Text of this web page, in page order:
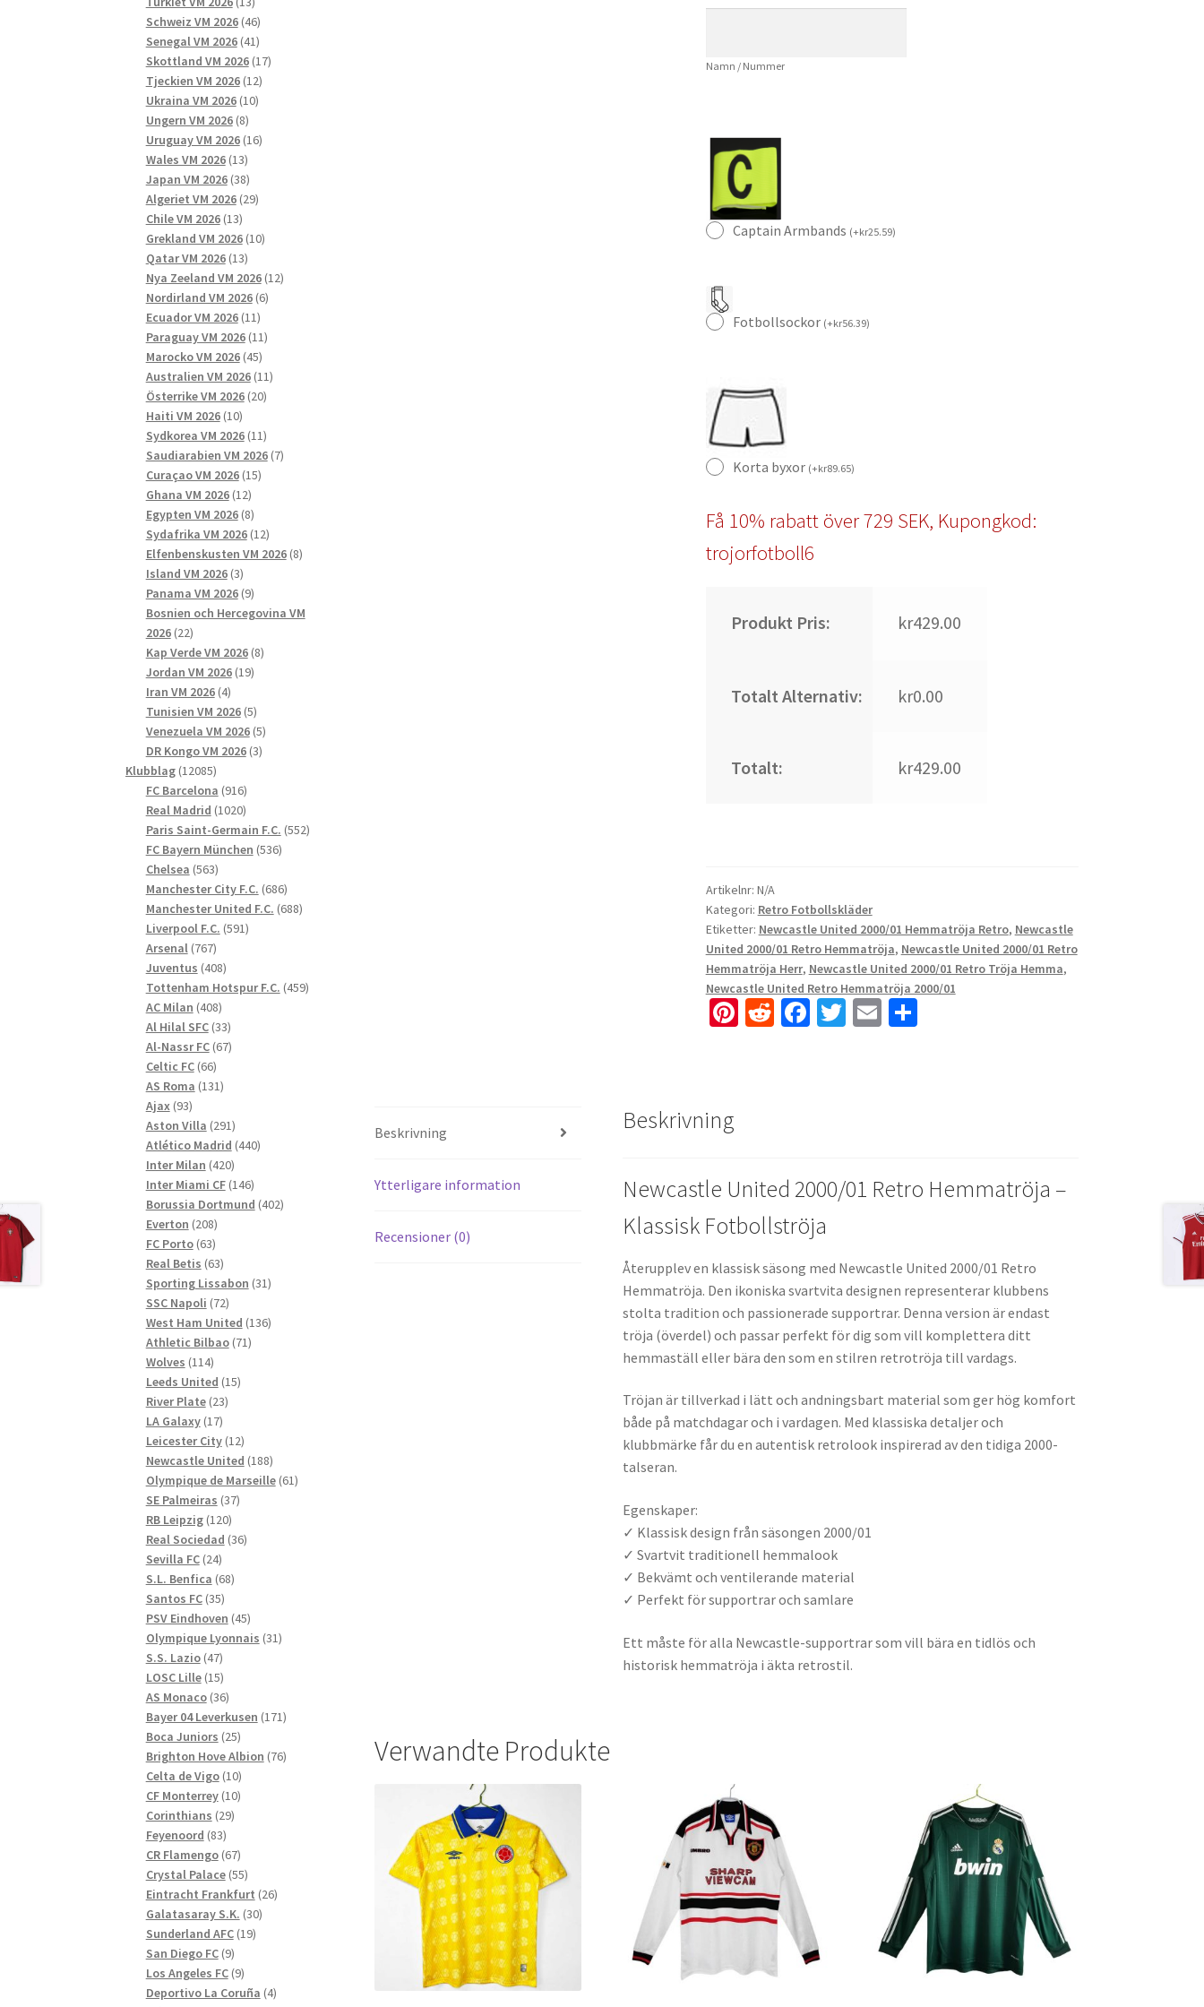
–
mängd
Namn / Nummer
Captain Armbands (+kr25.59)
Fotbollsockor (+kr56.39)
Korta byxor (+kr89.65)
Få 10% rabatt över 729 SEK, Kupongkod:
trojorfotboll6
Produkt Pris: kr429.00
Totalt Alternativ: kr0.00
Totalt: kr429.00
Artikelnr: N/A
Kategori: Retro Fotbollskläder
Etiketter: Newcastle United 2000/01 Hemmatröja Retro, Newcastle
United 2000/01 Retro Hemmatröja, Newcastle United 2000/01 Retro
Hemmatröja Herr, Newcastle United 2000/01 Retro Tröja Hemma,
Newcastle United Retro Hemmatröja 2000/01
Pi R Fa T E D
Beskrivning
Ytterligare information
Recensioner (0)
Beskrivning
Newcastle United 2000/01 Retro Hemmatröja –
Klassisk Fotbollströja
Återupplev en klassisk säsong med Newcastle United 2000/01 Retro
Hemmatröja. Den ikoniska svartvita designen representerar klubbens
stolta tradition och passionerade supportrar. Denna version är endast
tröja (överdel) och passar perfekt för dig som vill komplettera ditt
hemmaställ eller bära den som en stilren retrotröja till vardags.
Tröjan är tillverkad i lätt och andningsbart material som ger hög komfort
både på matchdagar och i vardagen. Med klassiska detaljer och
klubbmärke får du en autentisk retrolook inspirerad av den tidiga 2000-
talseran.
Egenskaper:
✓ Klassisk design från säsongen 2000/01
✓ Svartvit traditionell hemmalook
✓ Bekvämt och ventilerande material
✓ Perfekt för supportrar och samlare
Ett måste för alla Newcastle-supportrar som vill bära en tidlös och
historisk hemmatröja i äkta retrostil.
Verwandte Produkte
produkter
Schweiz VM 2026 4646
produkter
Senegal VM 2026 4141
produkter
Skottland VM 2026 1717
Tjeckien VM 2026 1212
produkter
Ukraina VM 2026 1010
Ungern VM 2026 88
produkter
Uruguay VM 2026 1616
Wales VM 2026 1313
produkter
Japan VM 2026 3838
produkter
Algeriet VM 2026 2929
Chile VM 2026 1313
produkter
Grekland VM 2026 1010
Qatar VM 2026 1313
produkter
Nya Zeeland VM 2026 1212
Nordirland VM 2026 66
Ecuador VM 2026 1111
produkter
Paraguay VM 2026 1111
Marocko VM 2026 4545
produkter
Australien VM 2026 1111
Österrike VM 2026 2020
Haiti VM 2026 1010
produkter
Sydkorea VM 2026 1111
produkter
Saudiarabien VM 2026 77
Curaçao VM 2026 1515
Ghana VM 2026 1212
produkter
Egypten VM 2026 88
produkter
Sydafrika VM 2026 1212
produkter
Elfenbenskusten VM 2026 88
Island VM 2026 33
produkter
Panama VM 2026 99
produkter
Bosnien och Hercegovina VM
2026 2222
produkter
Kap Verde VM 2026 88
Jordan VM 2026 1919
Iran VM 2026 44
produkter
Tunisien VM 2026 55
produkter
Venezuela VM 2026 55
produkter
DR Kongo VM 2026 33
Klubblag 1208512085
produkter
FC Barcelona 916916
produkter
Real Madrid 10201020
produkter
Paris Saint-Germain F.C. 552552
FC Bayern München 536536
Chelsea 563563
produkter
Manchester City F.C. 686686
produkter
Manchester United F.C. 688688
Liverpool F.C. 591591
Arsenal 767767
produkter
Juventus 408408
produkter
Tottenham Hotspur F.C. 459459
AC Milan 408408
produkter
Al Hilal SFC 3333
produkter
Al-Nassr FC 6767
Celtic FC 6666
produkter
AS Roma 131131
Ajax 9393
produkter
Aston Villa 291291
produkter
Atlético Madrid 440440
Inter Milan 420420
produkter
Inter Miami CF 146146
produkter
Borussia Dortmund 402402
Everton 208208
produkter
FC Porto 6363
produkter
Real Betis 6363
produkter
Sporting Lissabon 3131
SSC Napoli 7272
produkter
West Ham United 136136
Athletic Bilbao 7171
Wolves 114114
produkter
Leeds United 1515
River Plate 2323
LA Galaxy 1717
produkter
Leicester City 1212
produkter
Newcastle United 188188
produkter
Olympique de Marseille 6161
SE Palmeiras 3737
RB Leipzig 120120
produkter
Real Sociedad 3636
Sevilla FC 2424
produkter
S.L. Benfica 6868
Santos FC 3535
produkter
PSV Eindhoven 4545
produkter
Olympique Lyonnais 3131
S.S. Lazio 4747
produkter
LOSC Lille 1515
produkter
AS Monaco 3636
produkter
Bayer 04 Leverkusen 171171
Boca Juniors 2525
produkter
Brighton Hove Albion 7676
Celta de Vigo 1010
produkter
CF Monterrey 1010
Corinthians 2929
Feyenoord 8383
produkter
CR Flamengo 6767
produkter
Crystal Palace 5555
produkter
Eintracht Frankfurt 2626
Galatasaray S.K. 3030
Sunderland AFC 1919
San Diego FC 99
produkter
Los Angeles FC 99
produkter
Deportivo La Coruña 44